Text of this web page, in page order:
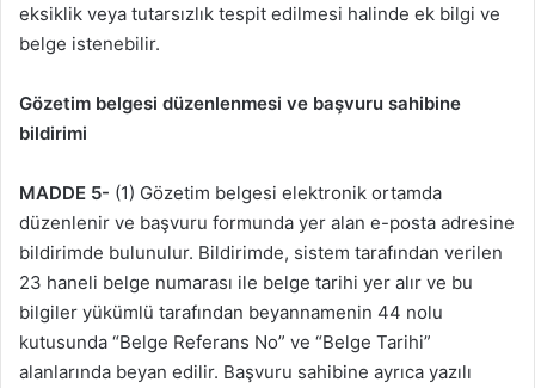
eksiklik veya tutarsızlık tespit edilmesi halinde ek bilgi ve
belge istenebilir.
Gözetim belgesi düzenlenmesi ve başvuru sahibine
bildirimi
MADDE 5- (1) Gözetim belgesi elektronik ortamda
düzenlenir ve başvuru formunda yer alan e-posta adresine
bildirimde bulunulur. Bildirimde, sistem tarafından verilen
23 haneli belge numarası ile belge tarihi yer alır ve bu
bilgiler yükümlü tarafından beyannamenin 44 nolu
kutusunda “Belge Referans No” ve “Belge Tarihi”
alanlarında beyan edilir. Başvuru sahibine ayrıca yazılı